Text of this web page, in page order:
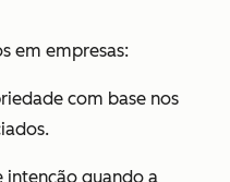
em empresas:
com base nos
intenção quando a